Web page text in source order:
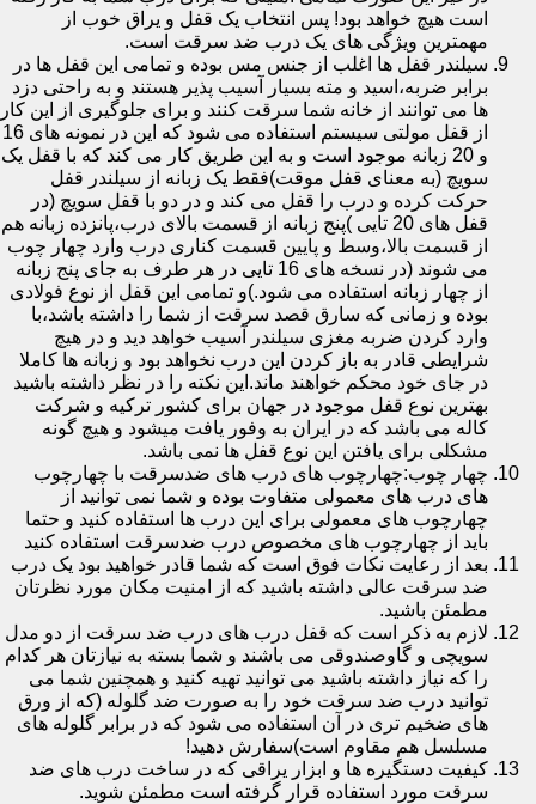
است هیچ خواهد بود! پس انتخاب یک قفل و یراق خوب از
مهمترین ویژگی های یک درب ضد سرقت است.
سیلندر قفل ها اغلب از جنس مس بوده و تمامی این قفل ها در
برابر ضربه،اسید و مته بسیار آسیب پذیر هستند و به راحتی دزد
ها می توانند از خانه شما سرقت کنند و برای جلوگیری از این کار
از قفل مولتی سیستم استفاده می شود که این در نمونه های 16
و 20 زبانه موجود است و به این طریق کار می کند که با قفل یک
سویچ (به معنای قفل موقت)فقط یک زبانه از سیلندر قفل
حرکت کرده و درب را قفل می کند و در دو با قفل سویچ (در
قفل های 20 تایی )پنج زبانه از قسمت بالای درب،پانزده زبانه هم
از قسمت بالا،وسط و پایین قسمت کناری درب وارد چهار چوب
می شوند (در نسخه های 16 تایی در هر طرف به جای پنج زبانه
از چهار زبانه استفاده می شود.)و تمامی این قفل از نوع فولادی
بوده و زمانی که سارق قصد سرقت از شما را داشته باشد،با
وارد کردن ضربه مغزی سیلندر آسیب خواهد دید و در هیچ
شرایطی قادر به باز کردن این درب نخواهد بود و زبانه ها کاملا
در جای خود محکم خواهند ماند.این نکته را در نظر داشته باشید
بهترین نوع قفل موجود در جهان برای کشور ترکیه و شرکت
کاله می باشد که در ایران به وفور یافت میشود و هیچ گونه
مشکلی برای یافتن این نوع قفل ها نمی باشد.
چهار چوب:چهارچوب های درب های ضدسرقت با چهارچوب
های درب های معمولی متفاوت بوده و شما نمی توانید از
چهارچوب های معمولی برای این درب ها استفاده کنید و حتما
باید از چهارچوب های مخصوص درب ضدسرقت استفاده کنید
بعد از رعایت نکات فوق است که شما قادر خواهید بود یک درب
ضد سرقت عالی داشته باشید که از امنیت مکان مورد نظرتان
مطمئن باشید.
لازم به ذکر است که قفل درب های درب ضد سرقت از دو مدل
سویچی و گاوصندوقی می باشند و شما بسته به نیازتان هر کدام
را که نیاز داشته باشید می توانید تهیه کنید و همچنین شما می
توانید درب ضد سرقت خود را به صورت ضد گلوله (که از ورق
های ضخیم تری در آن استفاده می شود که در برابر گلوله های
مسلسل هم مقاوم است)سفارش دهید!
کیفیت دستگیره ها و ابزار یراقی که در ساخت درب های ضد
سرقت مورد استفاده قرار گرفته است مطمئن شوید.